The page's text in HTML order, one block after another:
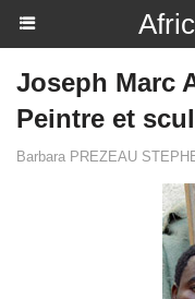
Joseph Marc
Peintre et
Barbara PREZEAU